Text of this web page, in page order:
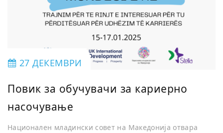
27 ДЕКЕМВРИ
Повик за обучувачи за кариерно
насочување
Национален младински совет на Македонија отвара